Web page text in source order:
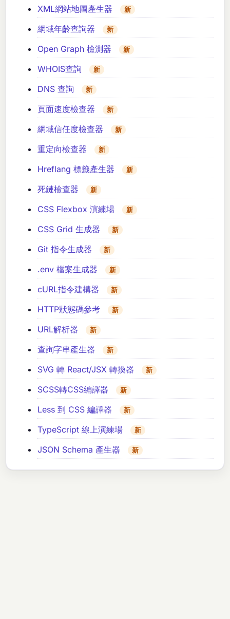
XML網站地圖產生器 新
網域年齡查詢器 新
Open Graph 檢測器 新
WHOIS查詢 新
DNS 查詢 新
頁面速度檢查器 新
網域信任度檢查器 新
重定向檢查器 新
Hreflang 標籤產生器 新
死鏈檢查器 新
CSS Flexbox 演練場 新
CSS Grid 生成器 新
Git 指令生成器 新
.env 檔案生成器 新
cURL指令建構器 新
HTTP狀態碼參考 新
URL解析器 新
查詢字串產生器 新
SVG 轉 React/JSX 轉換器 新
SCSS轉CSS編譯器 新
Less 到 CSS 編譯器 新
TypeScript 線上演練場 新
JSON Schema 產生器 新